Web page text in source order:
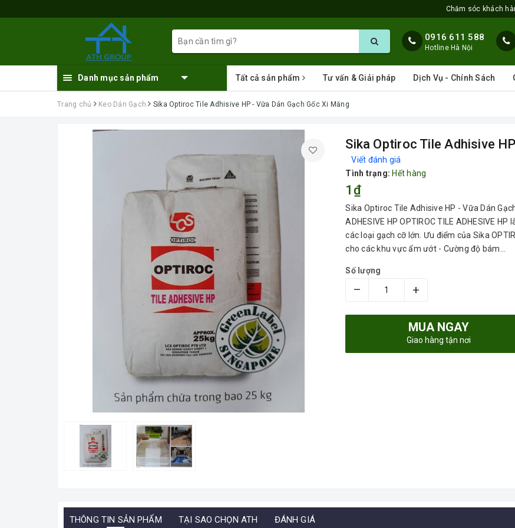
Chăm sóc khách
0916 611 588
Hotline Hà Nội
Danh mục sản phẩm Tất cả sản phẩm Tư vấn & Giải pháp Dịch Vụ - Chính Sách
Trang chủ Keo Dán Gạch Sika Optiroc Tile Adhisive HP - Vữa Dán Gạch Gốc Xi Măng
Sika Optiroc Tile Adhisive
Viết đánh giá
Tình trạng: Hết hàng
1₫
Sika Optiroc Tile Adhisive HP - Vữa Dán
ADHESIVE HP OPTIROC TILE ADHESIVE
các loại gạch cỡ lớn. Ưu điểm của Sika
cho các khu vực ẩm ướt - Cường độ bám...
Số lượng
– +
MUA NGAY
Giao hàng tận nơi
THÔNG TIN SẢN PHẨM TẠI SAO CHỌN ATH ĐÁNH GIÁ